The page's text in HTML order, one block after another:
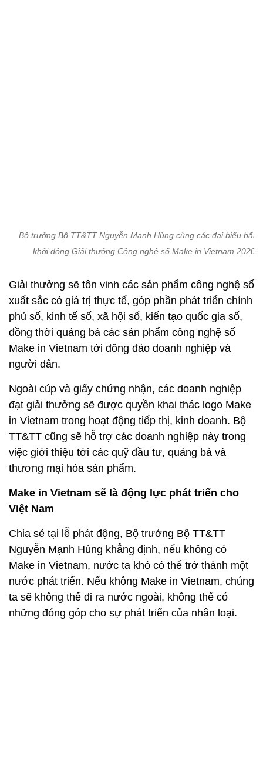
Bộ trưởng Bộ TT&TT Nguyễn Mạnh Hùng cùng các đại biểu bấm
khởi động Giải thưởng Công nghệ số Make in Vietnam 2020.
Giải thưởng sẽ tôn vinh các sản phẩm công nghệ số
xuất sắc có giá trị thực tế, góp phần phát triển chính
phủ số, kinh tế số, xã hội số, kiến tạo quốc gia số,
đồng thời quảng bá các sản phẩm công nghệ số
Make in Vietnam tới đông đảo doanh nghiệp và
người dân.
Ngoài cúp và giấy chứng nhận, các doanh nghiệp
đạt giải thưởng sẽ được quyền khai thác logo Make
in Vietnam trong hoạt động tiếp thị, kinh doanh. Bộ
TT&TT cũng sẽ hỗ trợ các doanh nghiệp này trong
việc giới thiệu tới các quỹ đầu tư, quảng bá và
thương mại hóa sản phẩm.
Make in Vietnam sẽ là động lực phát triển cho
Việt Nam
Chia sẻ tại lễ phát động, Bộ trưởng Bộ TT&TT
Nguyễn Mạnh Hùng khẳng định, nếu không có
Make in Vietnam, nước ta khó có thể trở thành một
nước phát triển. Nếu không Make in Vietnam, chúng
ta sẽ không thể đi ra nước ngoài, không thể có
những đóng góp cho sự phát triển của nhân loại.